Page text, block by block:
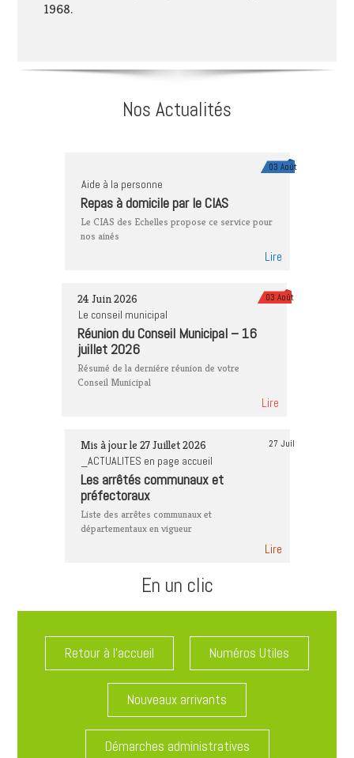
1968.
Nos Actualités
Aide à la personne
Repas à domicile par le CIAS
Le CIAS des Echelles propose ce service pour
nos ainés
Lire
03 Août
24 Juin 2026
Le conseil municipal
Réunion du Conseil Municipal – 16
juillet 2026
Résumé de la derniére réunion de votre
Conseil Municipal
Lire
03 Août
Mis à jour le 27 Juillet 2026
_ACTUALITES en page accueil
Les arrêtés communaux et
préfectoraux
Liste des arrêtes communaux et
départementaux en vigueur
Lire
27 Juil
En un clic
Retour à l'accueil Numéros Utiles
Nouveaux arrivants
Démarches administratives